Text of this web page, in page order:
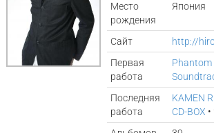
Место
рождения
Япония
Сайт
http://
Первая
работа
Phantom
Последняя
работа
KAMEN
CD-BOX